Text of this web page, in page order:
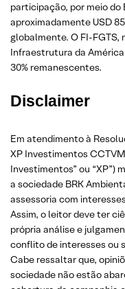
participação, por meio do
aproximadamente USD
globalmente. O FI-FGTS,
Infraestrutura da
30% remanescentes.
Disclaimer
Em atendimento à
XP Investimentos
Investimentos” ou “XP”)
a sociedade BRK
assessoria com
Assim, o leitor deve ter
própria análise e
conflito de interesses ou
Cabe ressaltar que,
sociedade não estão